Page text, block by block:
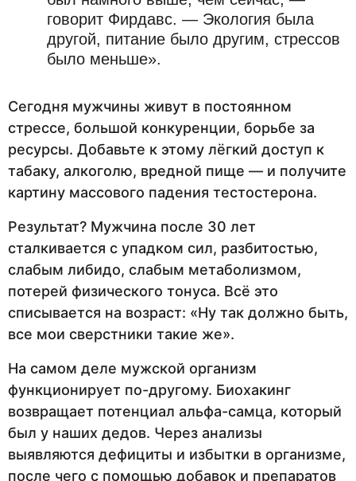
говорит Фирдавс. — Экология была
другой, питание было другим, стрессов
было меньше».
Сегодня мужчины живут в постоянном
стрессе, большой конкуренции, борьбе за
ресурсы. Добавьте к этому лёгкий доступ к
табаку, алкоголю, вредной пище — и получите
картину массового падения тестостерона.
Результат? Мужчина после 30 лет
сталкивается с упадком сил, разбитостью,
слабым либидо, слабым метаболизмом,
потерей физического тонуса. Всё это
списывается на возраст: «Ну так должно быть,
все мои сверстники такие же».
На самом деле мужской организм
функционирует по-другому. Биохакинг
возвращает потенциал альфа-самца, который
был у наших дедов. Через анализы
выявляются дефициты и избытки в организме,
после чего с помощью добавок и препаратов